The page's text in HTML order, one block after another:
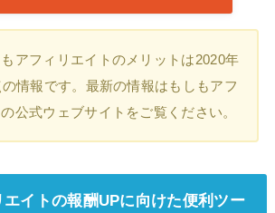
アフィリエイトのメリットは2020年
情報です。最新の情報はもしもアフ
公式ウェブサイトをご覧ください。
エイトの報酬UPに向けた便利ツー